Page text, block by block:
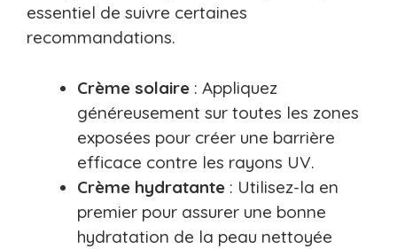
essentiel de suivre certaines
recommandations.
Crème solaire : Appliquez
généreusement sur toutes les zones
exposées pour créer une barrière
efficace contre les rayons UV.
Crème hydratante : Utilisez-la en
premier pour assurer une bonne
hydratation de la peau nettoyée